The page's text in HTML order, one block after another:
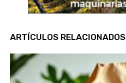
ARTÍCULOS RELACIONADOS